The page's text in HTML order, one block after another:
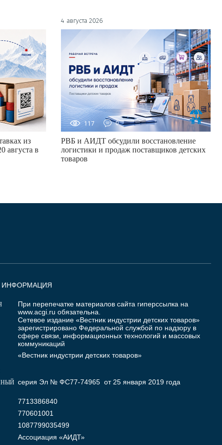
из
августа в
4 августа 2026
117 0
РВБ и АИДТ обсудили восстановление
логистики и продаж поставщиков детских
товаров
ИНФОРМАЦИЯ
При перепечатке материалов сайта гиперссылка на
www.acgi.ru обязательна.
Сетевое издание «Вестник индустрии детских товаров»
зарегистрировано Федеральной службой по надзору в
сфере связи, информационных технологий и массовых
коммуникаций
«Вестник индустрии детских товаров»
серия Эл № ФС77-74965 от 25 января 2019 года
7713386840
770601001
1087799035499
Ассоциация «АИДТ»